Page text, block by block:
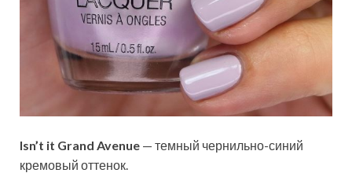
Isn’t it Grand Avenue — темный чернильно-синий
кремовый оттенок.